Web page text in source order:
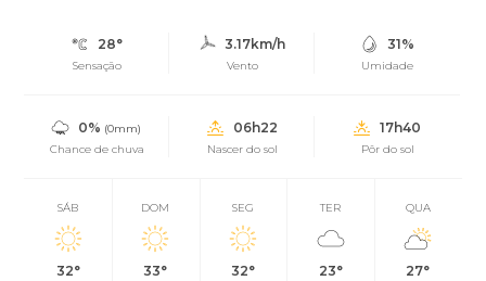
28°
Sensação
3.17km/h
Vento
31%
Umidade
0% (0mm)
Chance de chuva
06h22
Nascer do sol
17h40
Pôr do sol
SÁB
32°
DOM
33°
SEG
32°
TER
23°
QUA
27°